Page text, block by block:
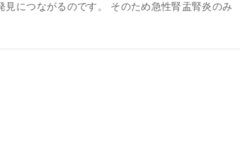
見につながるのです。 そのため急性腎盂腎炎のみ